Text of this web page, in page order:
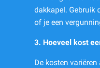
dakkapel. Gebruik
of je een
3. Hoeveel kost
De kosten